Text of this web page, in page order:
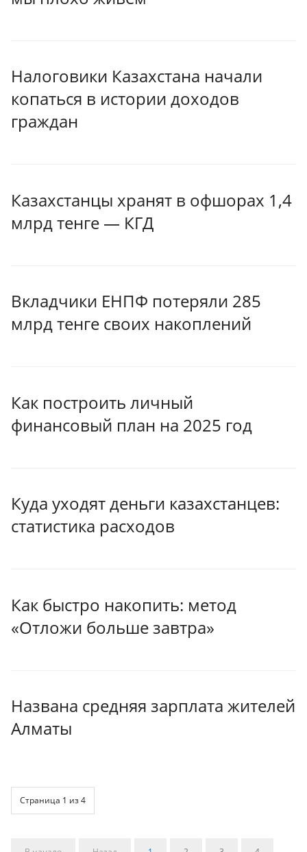
Налоговики Казахстана начали
копаться в истории доходов
граждан
Казахстанцы хранят в офшорах 1,4
млрд тенге — КГД
Вкладчики ЕНПФ потеряли 285
млрд тенге своих накоплений
Как построить личный
финансовый план на 2025 год
Куда уходят деньги казахстанцев:
статистика расходов
Как быстро накопить: метод
«Отложи больше завтра»
Названа средняя зарплата жителей
Алматы
Страница 1 из 4